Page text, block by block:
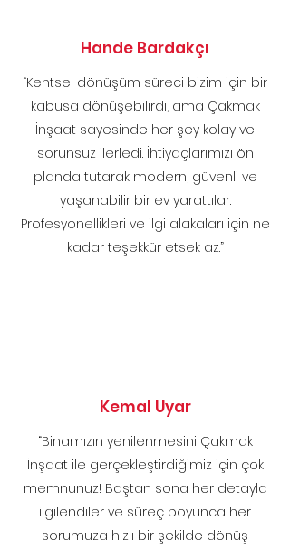
Hande Bardakçı
“Kentsel dönüşüm süreci bizim için bir
kabusa dönüşebilirdi, ama Çakmak
İnşaat sayesinde her şey kolay ve
sorunsuz ilerledi. İhtiyaçlarımızı ön
planda tutarak modern, güvenli ve
yaşanabilir bir ev yarattılar.
Profesyonellikleri ve ilgi alakaları için ne
kadar teşekkür etsek az.”
Kemal Uyar
“Binamızın yenilenmesini Çakmak
İnşaat ile gerçekleştirdiğimiz için çok
memnunuz! Baştan sona her detayla
ilgilendiler ve süreç boyunca her
sorumuza hızlı bir şekilde dönüş